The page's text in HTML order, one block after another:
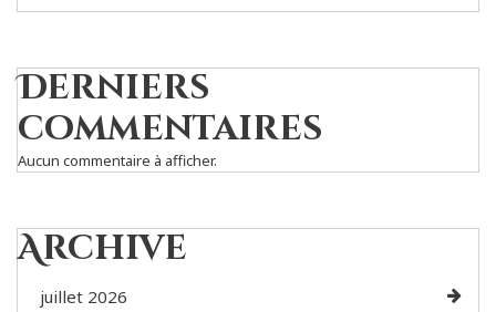
Derniers
commentaires
Aucun commentaire à afficher.
Archive
juillet 2026